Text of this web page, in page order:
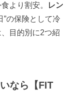
より割安。
レン
”の保険として冷
目的別に2つ紹
なら【FIT